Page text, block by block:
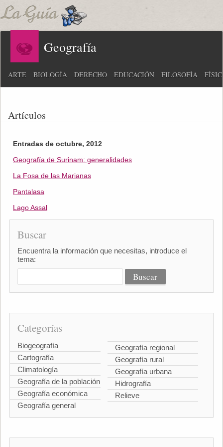
Geografía
ARTE BIOLOGÍA DERECHO EDUCACIÓN FILOSOFÍA
Artículos
Entradas de octubre, 2012
Geografía de Surinam: generalidades
La Fosa de las Marianas
Pantalasa
Lago Assal
Buscar
Encuentra la información que necesitas, introduce el
tema:
Categorías
Biogeografía
Cartografía
Climatología
Geografía de la población
Geografía económica
Geografía general
Geografía regional
Geografía rural
Geografía urbana
Hidrografía
Relieve